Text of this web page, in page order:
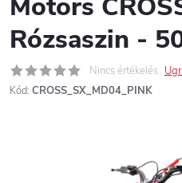
Rózsaszin -
Nincs értékelés
Kód: CROSS_SX_MD04_PINK